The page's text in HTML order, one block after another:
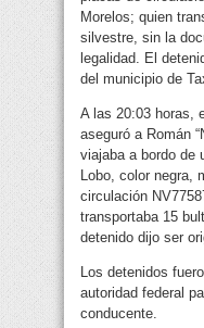
Morelos; quien
silvestre, sin la
legalidad. El
del municipio de
A las 20:03 horas,
aseguró a Román
viajaba a bordo de
Lobo, color negra,
circulación
transportaba 15
detenido dijo ser
Los detenidos
autoridad federal
conducente.